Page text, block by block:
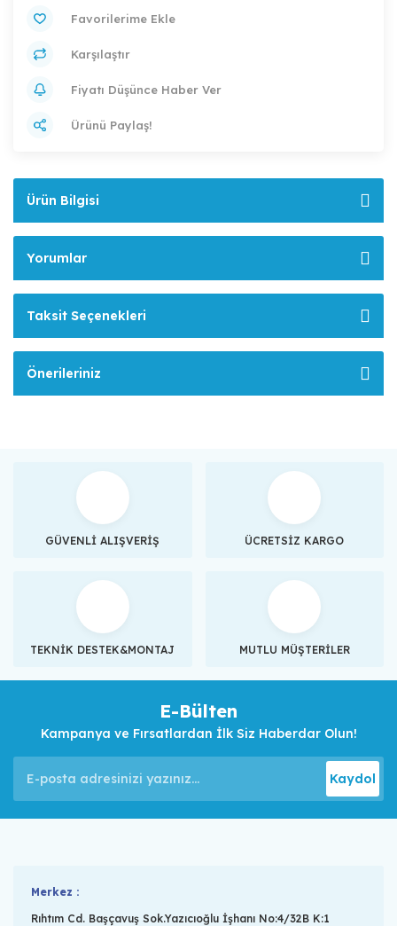
Karşılaştır
Fiyatı Düşünce Haber Ver
Ürünü Paylaş!
Ürün Bilgisi
Yorumlar
Taksit Seçenekleri
Önerileriniz
GÜVENLİ ALIŞVERİŞ ÜCRETSİZ KARGO
TEKNİK DESTEK&MONTAJ MUTLU MÜŞTERİLER
E-Bülten
Kampanya ve Fırsatlardan İlk Siz Haberdar Olun!
Kaydol
Merkez :
Rıhtım Cd. Başçavuş Sok.Yazıcıoğlu İşhanı No:4/32B K:1